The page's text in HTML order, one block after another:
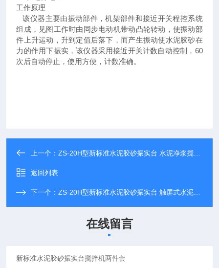
工作原理
该仪器主要由振动部件，机架部件和接近开关程控系统
组成，见图工作时由同步电动机带动凸轮转动，使振动部
件上升运动，升到定值后落下，而产生振动使水泥胶砂在
力的作用下振实，该仪器采用接近开关计数自动控制，60
次后自动停止，使用方便，计数准确。
上一个：ZS-20H型新标准水泥胶砂振实台 水泥净浆搅拌机
返回列表
下一个：ZS-20H型新标准水泥胶砂振实台 触屏式水泥检测设备
在线留言